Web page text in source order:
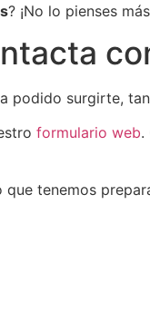
? ¡No lo pienses
podido surgirte,
formulario web.
que tenemos